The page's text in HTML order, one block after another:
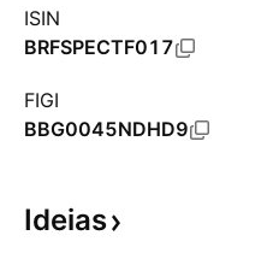
ISIN
BRFSPECTF017
FIGI
BBG0045NDHD9
Ideias